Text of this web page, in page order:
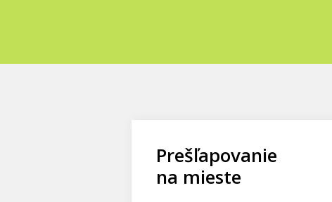
Prešľapovanie
na mieste